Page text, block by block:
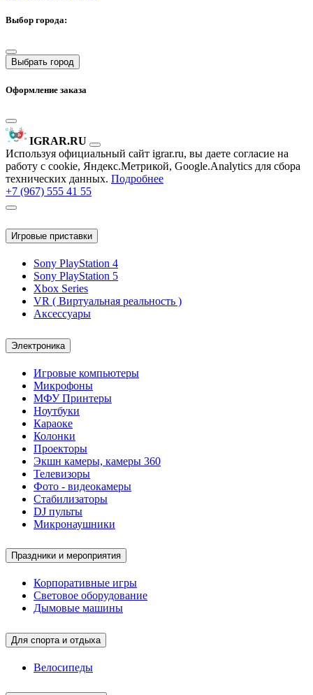
Выбор города:
Выбрать город
Оформление заказа
IGRAR.RU
Используя официальный сайт igrar.ru, вы даете согласие на
работу с cookie, Яндекс.Метрикой, Google.Analytics для сбора
технических данных. Подробнее
+7 (967) 555 41 55
Игровые приставки
Sony PlayStation 4
Sony PlayStation 5
Xbox Series
VR ( Виртуальная реальность )
Аксессуары
Электроника
Игровые компьютеры
Микрофоны
МФУ Принтеры
Ноутбуки
Караоке
Колонки
Проекторы
Экшн камеры, камеры 360
Телевизоры
Фото - видеокамеры
Стабилизаторы
DJ пульты
Микронаушники
Праздники и мероприятия
Корпоративные игры
Световое оборудование
Дымовые машины
Для спорта и отдыха
Велосипеды